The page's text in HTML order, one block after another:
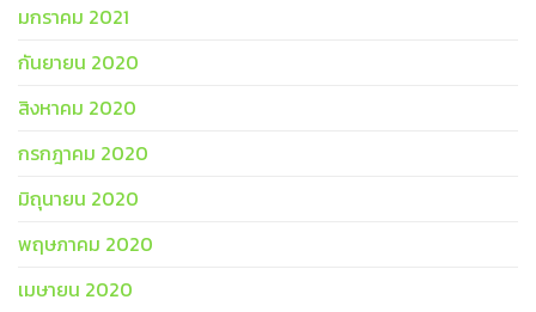
มกราคม 2021
กันยายน 2020
สิงหาคม 2020
กรกฎาคม 2020
มิถุนายน 2020
พฤษภาคม 2020
เมษายน 2020